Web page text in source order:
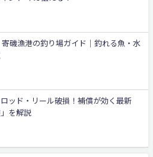
寄磯漁港の釣り場ガイド｜釣れる魚・水
ロッド・リール破損！補償が効く最新
」を解説